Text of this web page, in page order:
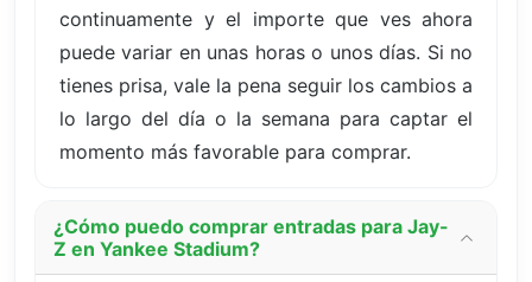
continuamente y el importe que ves ahora
puede variar en unas horas o unos días. Si no
tienes prisa, vale la pena seguir los cambios a
lo largo del día o la semana para captar el
momento más favorable para comprar.
¿Cómo puedo comprar entradas para Jay-
Z en Yankee Stadium?